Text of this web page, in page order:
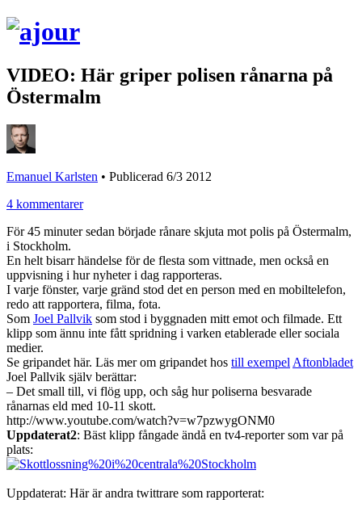
VIDEO: Här griper polisen rånarna på
Östermalm
Emanuel Karlsten • Publicerad 6/3 2012
4 kommentarer
För 45 minuter sedan började rånare skjuta mot polis på Östermalm,
i Stockholm.
En helt bisarr händelse för de flesta som vittnade, men också en
uppvisning i hur nyheter i dag rapporteras.
I varje fönster, varje gränd stod det en person med en mobiltelefon,
redo att rapportera, filma, fota.
Som Joel Pallvik som stod i byggnaden mitt emot och filmade. Ett
klipp som ännu inte fått spridning i varken etablerade eller sociala
medier.
Se gripandet här. Läs mer om gripandet hos till exempel Aftonbladet
Joel Pallvik själv berättar:
– Det small till, vi flög upp, och såg hur poliserna besvarade
rånarnas eld med 10-11 skott.
http://www.youtube.com/watch?v=w7pzwygONM0
Uppdaterat2: Bäst klipp fångade ändå en tv4-reporter som var på
plats:
Uppdaterat: Här är andra twittrare som rapporterat: